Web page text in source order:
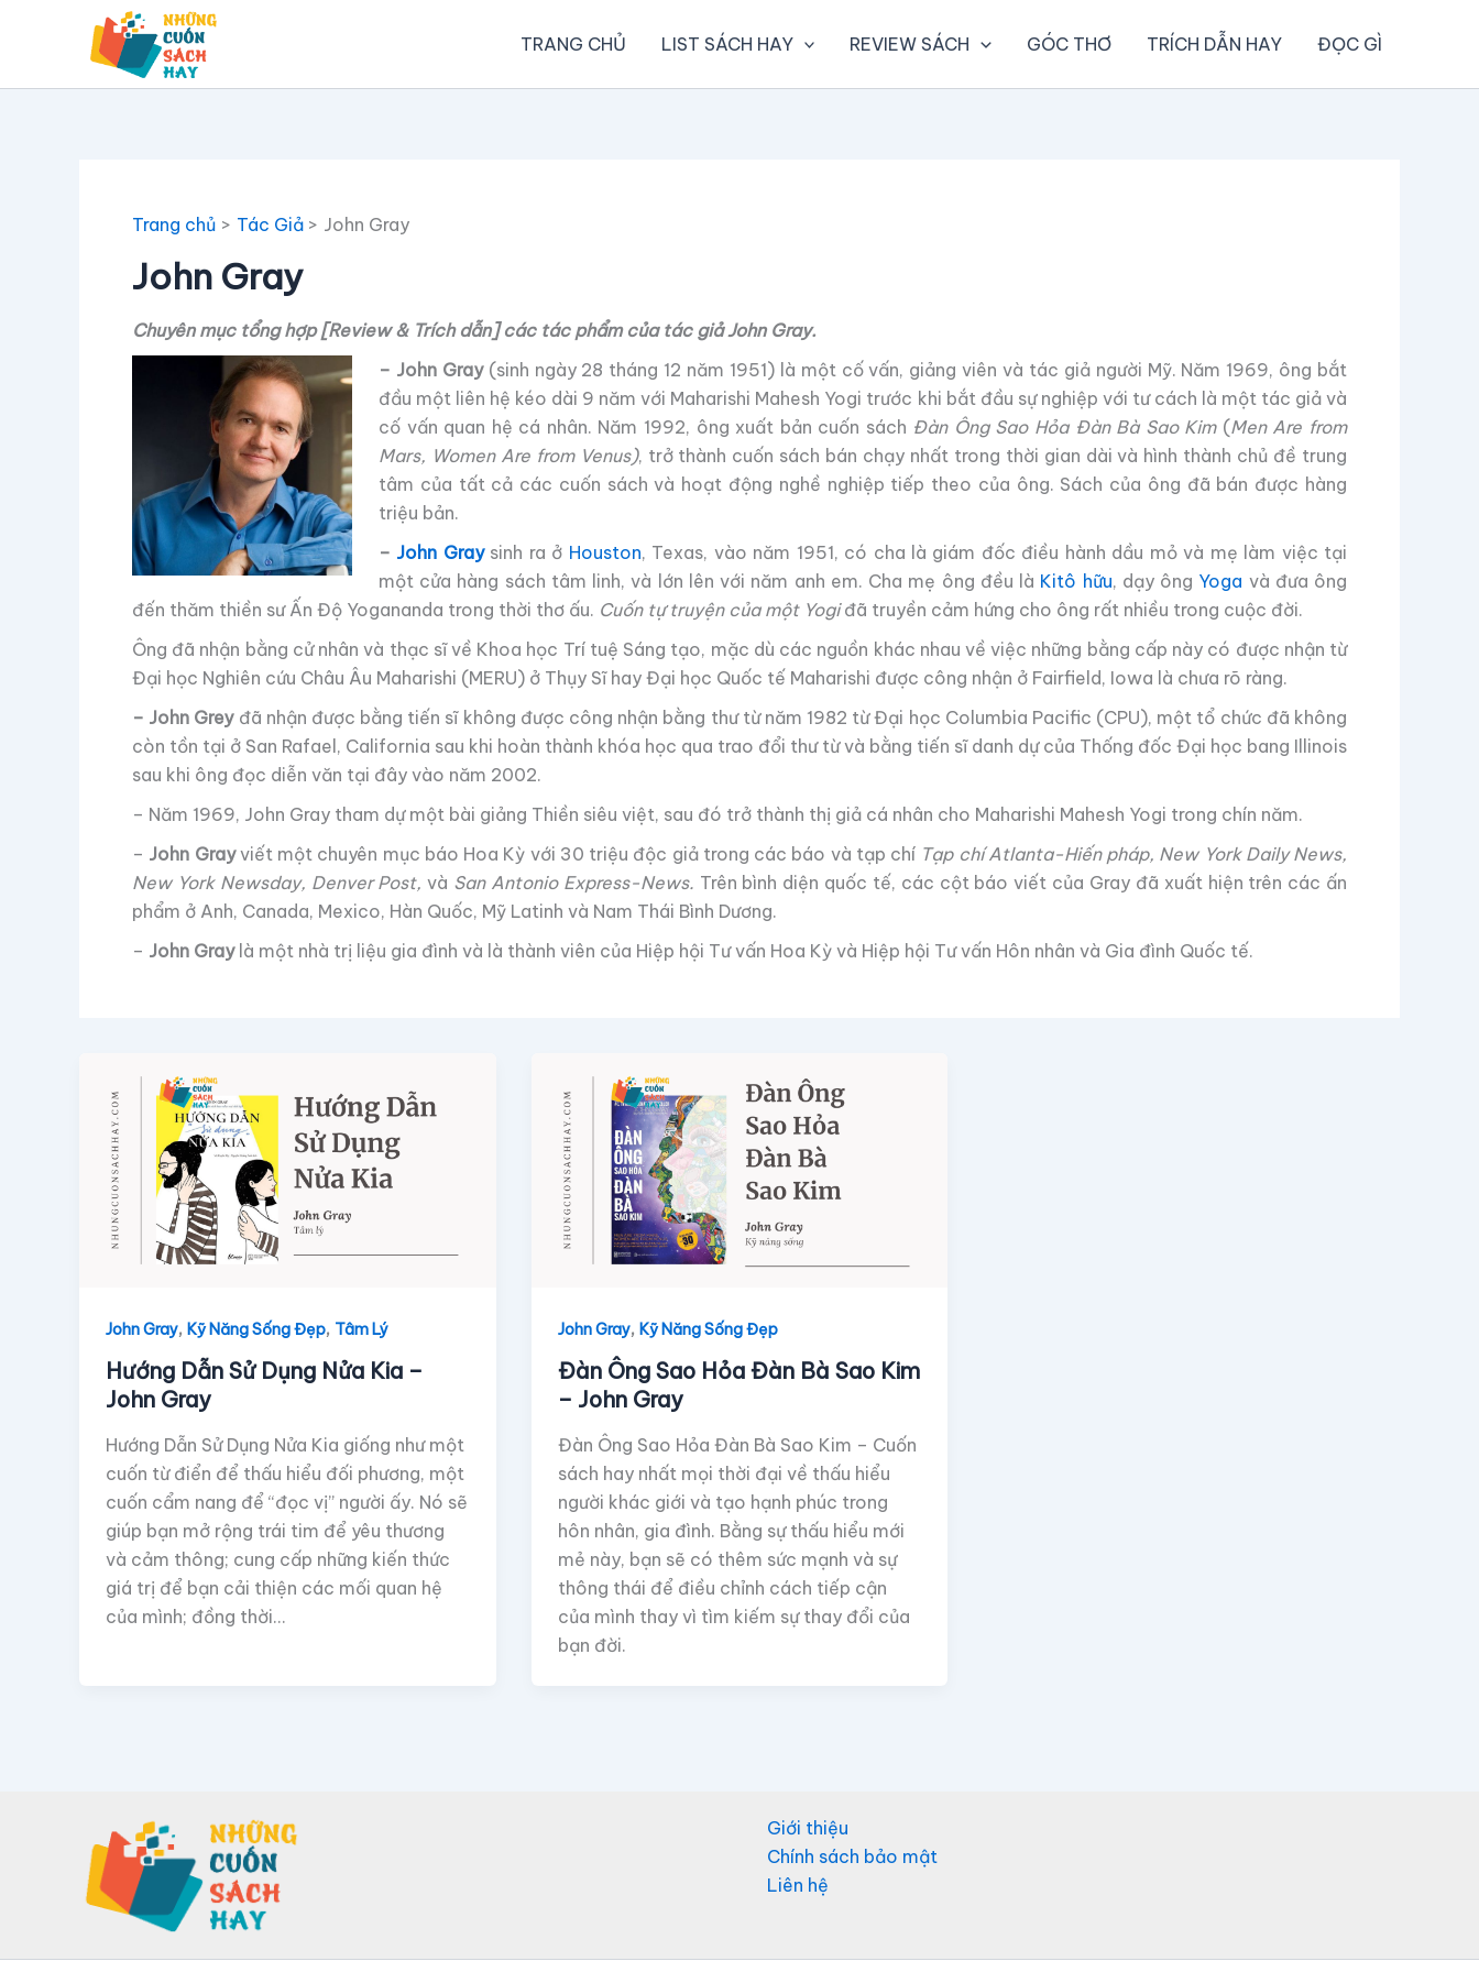
TRANG CHỦ LIST SÁCH HAY REVIEW SÁCH GÓC THƠ TRÍCH DẪN HAY ĐỌC GÌ
Trang chủ Tác Giả John Gray
John Gray
Chuyên mục tổng hợp [Review & Trích dẫn] các tác phẩm của tác giả John Gray.
– John Gray(sinh ngày 28 tháng 12 năm 1951) là một cố vấn, giảng viên và tác giả người Mỹ. Năm 1969, ông bắt
đầu một liên hệ kéo dài 9 năm với Maharishi Mahesh Yogi trước khi bắt đầu sự nghiệp với tư cách là một tác giả và
cố vấn quan hệ cá nhân. Năm 1992, ông xuất bản cuốn sách Đàn Ông Sao Hỏa Đàn Bà Sao Kim(Men Are from
Mars, Women Are from Venus), trở thành cuốn sách bán chạy nhất trong thời gian dài và hình thành chủ đề trung
tâm của tất cả các cuốn sách và hoạt động nghề nghiệp tiếp theo của ông. Sách của ông đã bán được hàng
triệu bản.
– John Graysinh ra ở Houston, Texas, vào năm 1951, có cha là giám đốc điều hành dầu mỏ và mẹ làm việc tại
một cửa hàng sách tâm linh, và lớn lên với năm anh em. Cha mẹ ông đều là Kitô hữu, dạy ông Yoga và đưa ông
đến thăm thiền sư Ấn Độ Yogananda trong thời thơ ấu. Cuốn tự truyện của một Yogiđã truyền cảm hứng cho ông rất nhiều trong cuộc đời.
Ông đã nhận bằng cử nhân và thạc sĩ về Khoa học Trí tuệ Sáng tạo, mặc dù các nguồn khác nhau về việc những bằng cấp này có được nhận từ
Đại học Nghiên cứu Châu Âu Maharishi (MERU) ở Thụy Sĩ hay Đại học Quốc tế Maharishi được công nhận ở Fairfield, Iowa là chưa rõ ràng.
– John Greyđã nhận được bằng tiến sĩ không được công nhận bằng thư từ năm 1982 từ Đại học Columbia Pacific (CPU), một tổ chức đã không
còn tồn tại ở San Rafael, California sau khi hoàn thành khóa học qua trao đổi thư từ và bằng tiến sĩ danh dự của Thống đốc Đại học bang Illinois
sau khi ông đọc diễn văn tại đây vào năm 2002.
– Năm 1969, John Gray tham dự một bài giảng Thiền siêu việt, sau đó trở thành thị giả cá nhân cho Maharishi Mahesh Yogi trong chín năm.
– John Grayviết một chuyên mục báo Hoa Kỳ với 30 triệu độc giả trong các báo và tạp chí Tạp chí Atlanta-Hiến pháp, New York Daily News,
New York Newsday, Denver Post, và San Antonio Express-News. Trên bình diện quốc tế, các cột báo viết của Gray đã xuất hiện trên các ấn
phẩm ở Anh, Canada, Mexico, Hàn Quốc, Mỹ Latinh và Nam Thái Bình Dương.
– John Graylà một nhà trị liệu gia đình và là thành viên của Hiệp hội Tư vấn Hoa Kỳ và Hiệp hội Tư vấn Hôn nhân và Gia đình Quốc tế.
John Gray, Kỹ Năng Sống Đẹp, Tâm Lý
Hướng Dẫn Sử Dụng Nửa Kia –
John Gray
Hướng Dẫn Sử Dụng Nửa Kia giống như một
cuốn từ điển để thấu hiểu đối phương, một
cuốn cẩm nang để “đọc vị” người ấy. Nó sẽ
giúp bạn mở rộng trái tim để yêu thương
và cảm thông; cung cấp những kiến thức
giá trị để bạn cải thiện các mối quan hệ
của mình; đồng thời…
John Gray, Kỹ Năng Sống Đẹp
Đàn Ông Sao Hỏa Đàn Bà Sao Kim
– John Gray
Đàn Ông Sao Hỏa Đàn Bà Sao Kim – Cuốn
sách hay nhất mọi thời đại về thấu hiểu
người khác giới và tạo hạnh phúc trong
hôn nhân, gia đình. Bằng sự thấu hiểu mới
mẻ này, bạn sẽ có thêm sức mạnh và sự
thông thái để điều chỉnh cách tiếp cận
của mình thay vì tìm kiếm sự thay đổi của
bạn đời.
Giới thiệu
Chính sách bảo mật
Liên hệ